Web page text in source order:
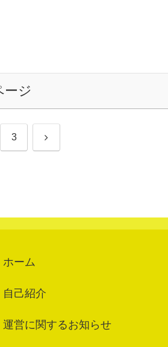
ージ
3 次
ホーム
自己紹介
運営に関するお知らせ